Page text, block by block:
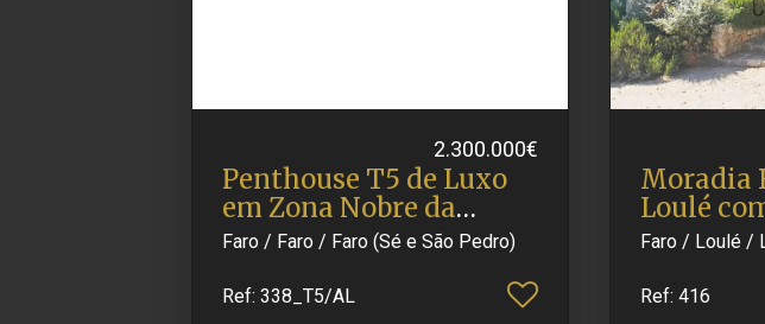
2.300.000€
Penthouse T5 de Luxo
em Zona Nobre da
Cidade .​..
Faro / Faro / Faro (Sé e São Pedro)
Ref: 338_T5/AL
Moradia
Loulé
Faro / Loulé /
Ref: 416